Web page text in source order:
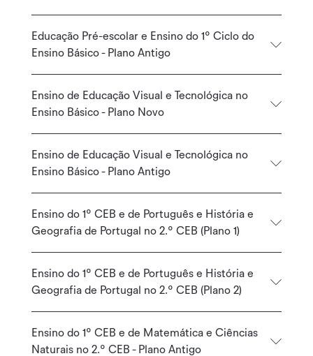
Educação Pré-escolar e Ensino do 1º Ciclo do
Ensino Básico - Plano Antigo
Ensino de Educação Visual e Tecnológica no
Ensino Básico - Plano Novo
Ensino de Educação Visual e Tecnológica no
Ensino Básico - Plano Antigo
Ensino do 1º CEB e de Português e História e
Geografia de Portugal no 2.º CEB (Plano 1)
Ensino do 1º CEB e de Português e História e
Geografia de Portugal no 2.º CEB (Plano 2)
Ensino do 1º CEB e de Matemática e Ciências
Naturais no 2.º CEB - Plano Antigo